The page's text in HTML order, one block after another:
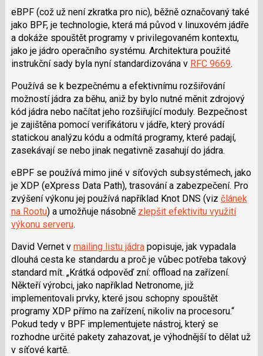
eBPF (což už není zkratka pro nic), běžně označovaný také
jako BPF, je technologie, která má původ v linuxovém jádře
a dokáže spouštět programy v privilegovaném kontextu,
jako je jádro operačního systému. Architektura použité
instrukční sady byla nyní standardizována v RFC 9669.
Používá se k bezpečnému a efektivnímu rozšiřování
možností jádra za běhu, aniž by bylo nutné měnit zdrojový
kód jádra nebo načítat jeho rozšiřující moduly. Bezpečnost
je zajištěna pomocí verifikátoru v jádře, který provádí
statickou analýzu kódu a odmítá programy, které padají,
zasekávají se nebo jinak negativně zasahují do jádra.
eBPF se používá mimo jiné v síťových subsystémech, jako
je XDP (eXpress Data Path), trasování a zabezpečení. Pro
zvýšení výkonu jej používá například Knot DNS (viz článek
na Rootu) a umožňuje násobně zlepšit efektivitu využití
výkonu serveru.
David Vernetv mailing listu jádrapopisuje, jak vypadala
dlouhá cesta ke standardu a proč je vůbec potřeba takový
standard mít. Krátká odpověď zní: offload na zařízení.
Někteří výrobci, jako například Netronome, již
implementovali prvky, které jsou schopny spouštět
programy XDP přímo na zařízení, nikoliv na procesoru.
Pokud tedy v BPF implementujete nástroj, který se
rozhodne určité pakety zahazovat, je výhodnější to dělat už
v síťové kartě.